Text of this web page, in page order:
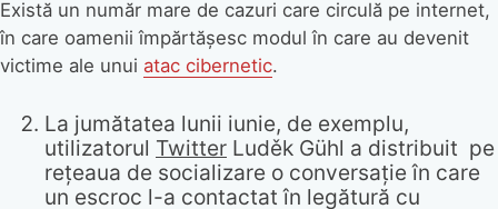
Există un număr mare de cazuri care circulă pe internet,
în care oamenii împărtășesc modul în care au devenit
victime ale unui atac cibernetic.
La jumătatea lunii iunie, de exemplu,
utilizatorul Twitter Luděk Gühl a distribuit pe
rețeaua de socializare o conversație în care
un escroc l-a contactat în legătură cu